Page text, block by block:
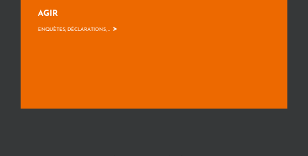
AGIR
ENQUÊTES, DÉCLARATIONS, ... >